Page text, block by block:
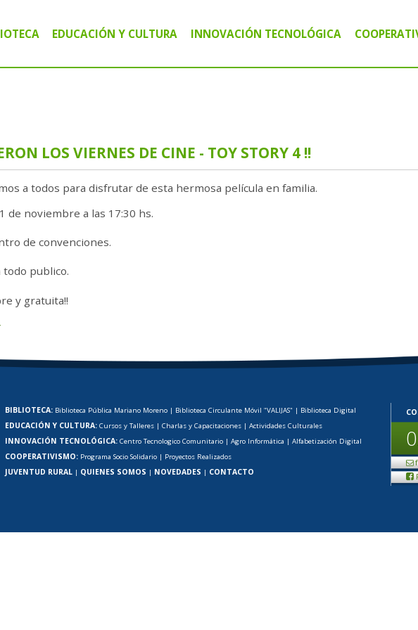
PÚBLICA MARIANO MORENO
EDUCACIÓN Y CULTURA
CURSOS Y TALLERES
INNOVACIÓN TECNOLÓGICA
CENTRO TECNOLÓGICO COMUNITARIO
LOS VIERNES DE CINE - TOY STORY 4 !!
a todos para disfrutar de esta hermosa película en familia.
de noviembre a las 17:30 hs.
de convenciones.
publico.
y gratuita!!
BIBLIOTECA: Biblioteca Pública Mariano Moreno | Biblioteca Circulante Móvil "VALIJAS" | Biblioteca Digital
EDUCACIÓN Y CULTURA: Cursos y Talleres |Charlas y Capacitaciones |Actividades Culturales
INNOVACIÓN TECNOLÓGICA: Centro Tecnologico Comunitario |Agro Informática |Alfabetización Digital
COOPERATIVISMO: Programa Socio Solidario | Proyectos Realizados
JUVENTUD RURAL | QUIENES SOMOS | NOVEDADES | CONTACTO